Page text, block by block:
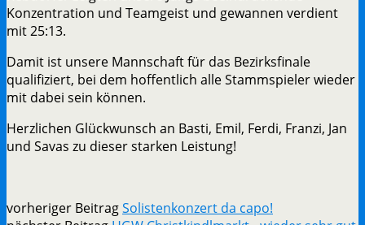
Konzentration und Teamgeist und gewannen verdient
mit 25:13.
Damit ist unsere Mannschaft für das Bezirksfinale
qualifiziert, bei dem hoffentlich alle Stammspieler wieder
mit dabei sein können.
Herzlichen Glückwunsch an Basti, Emil, Ferdi, Franzi, Jan
und Savas zu dieser starken Leistung!
vorheriger BeitragSolistenkonzert da capo!